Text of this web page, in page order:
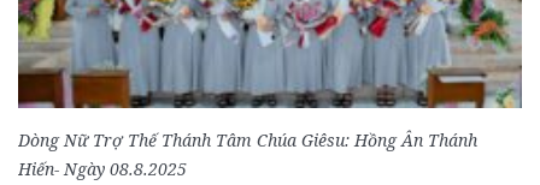
Dòng Nữ Trợ Thế Thánh Tâm Chúa Giêsu: Hồng Ân Thánh
Hiến- Ngày 08.8.2025